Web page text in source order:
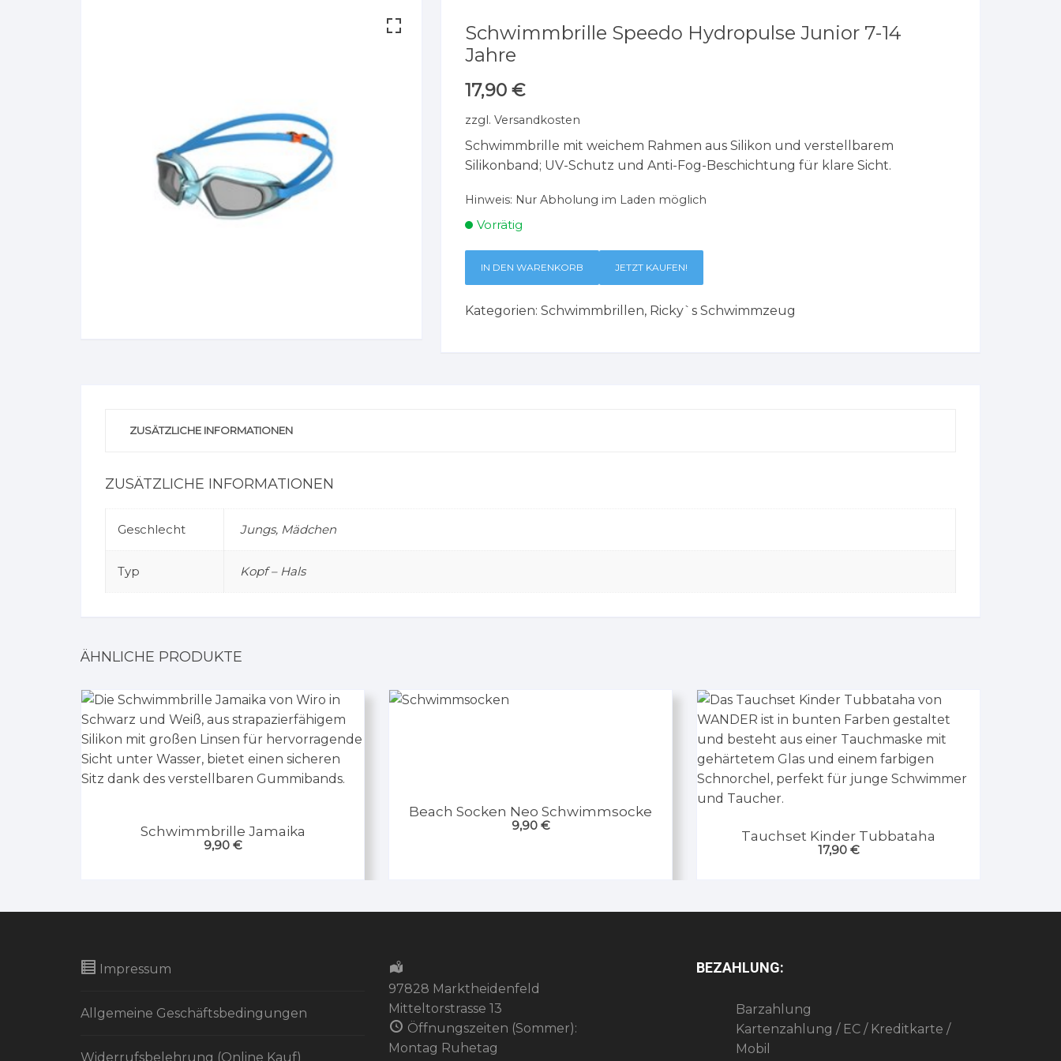
Schwimmbrille Speedo Hydropulse Junior 7-14
Jahre
17,90 €
zzgl. Versandkosten
Schwimmbrille mit weichem Rahmen aus Silikon und verstellbarem
Silikonband; UV-Schutz und Anti-Fog-Beschichtung für klare Sicht.
Hinweis: Nur Abholung im Laden möglich
Vorrätig
IN DEN WARENKORB JETZT KAUFEN!
Kategorien: Schwimmbrillen, Ricky`s Schwimmzeug
ZUSÄTZLICHE INFORMATIONEN
ZUSÄTZLICHE INFORMATIONEN
Geschlecht Jungs, Mädchen
Typ Kopf – Hals
ÄHNLICHE PRODUKTE
Schwimmbrille Jamaika
9,90 €
Beach Socken Neo Schwimmsocke
9,90 €
Tauchset Kinder Tubbataha
17,90 €
Impressum
Allgemeine Geschäftsbedingungen
Widerrufsbelehrung (Online Kauf)
97828 Marktheidenfeld
Mitteltorstrasse 13
Öffnungszeiten (Sommer):
Montag Ruhetag
BEZAHLUNG:
Barzahlung
Kartenzahlung / EC / Kreditkarte /
Mobil